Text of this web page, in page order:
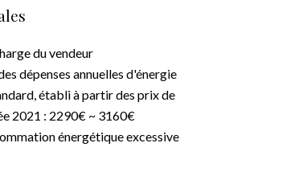
du vendeur
dépenses annuelles d'énergie
établi à partir des prix de
2021 : 2290€ ~ 3160€
énergétique excessive